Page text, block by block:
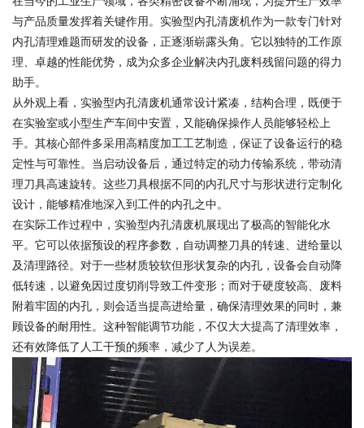
与产品质量发挥着关键作用。实验型内孔清废机作为一款专门针对
内孔清理难题而研发的设备，正逐渐崭露头角。它以独特的工作原
理、卓越的性能优势，成为众多企业解决内孔废料残留问题的得力
助手。
从外观上看，实验型内孔清废机通常设计紧凑，结构合理，既便于
在实验室或小型生产车间中安置，又能确保操作人员能够轻松上
手。其核心部件多采用高精度加工工艺制造，保证了设备运行的稳
定性与可靠性。当启动设备后，通过特定的动力传输系统，带动清
理刀具高速旋转。这些刀具根据不同的内孔尺寸与形状进行定制化
设计，能够精准地深入到工件的内孔之中。
在实际工作过程中，实验型内孔清废机展现出了极高的智能化水
平。它可以依据预设的程序参数，自动调整刀具的转速、进给量以
及清理路径。对于一些材质较软但形状复杂的内孔，设备会自动降
低转速，以避免因过度切削导致工件变形；而对于硬度较高、废料
附着牢固的内孔，则会适当提高进给量，确保清理效果的同时，兼
顾设备的耐用性。这种智能调节功能，不仅大大提高了清理效率，
还有效降低了人工干预的频率，减少了人为误差。